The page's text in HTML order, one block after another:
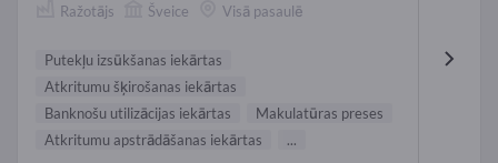
Ražotājs Šveice Visā pasaulē
Putekļu izsūkšanas iekārtas
Atkritumu šķirošanas iekārtas
Banknošu utilizācijas iekārtas
Makulatūras preses
Atkritumu apstrādāšanas iekārtas
...